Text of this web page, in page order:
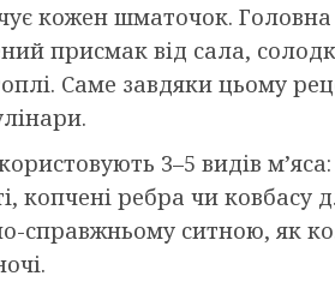
кожен шматочок.
присмак від сала,
Саме завдяки цьому
3–5 видів
копчені ребра чи
справжньому ситною, як